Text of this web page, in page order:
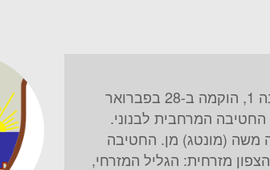
חטיבת גולני, חטיבה 1, הוקמה ב-28 בפברואר
החטיבה המרחבית לבנוני.
משה (מונטג) מן. החטיבה
מזרחית: הגליל המזרחי,